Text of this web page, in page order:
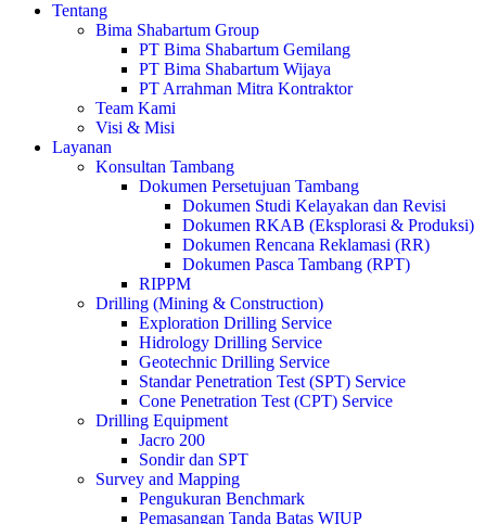
Tentang
Bima Shabartum Group
PT Bima Shabartum Gemilang
PT Bima Shabartum Wijaya
PT Arrahman Mitra Kontraktor
Team Kami
Visi & Misi
Layanan
Konsultan Tambang
Dokumen Persetujuan Tambang
Dokumen Studi Kelayakan dan Revisi
Dokumen RKAB (Eksplorasi & Produksi)
Dokumen Rencana Reklamasi (RR)
Dokumen Pasca Tambang (RPT)
RIPPM
Drilling (Mining & Construction)
Exploration Drilling Service
Hidrology Drilling Service
Geotechnic Drilling Service
Standar Penetration Test (SPT) Service
Cone Penetration Test (CPT) Service
Drilling Equipment
Jacro 200
Sondir dan SPT
Survey and Mapping
Pengukuran Benchmark
Pemasangan Tanda Batas WIUP